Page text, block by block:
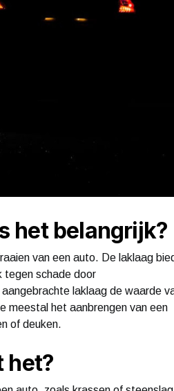
het belangrijk?
van een auto. De laklaag
tegen schade door
laklaag de waarde
meestal het aanbrengen van een
of deuken.
het?